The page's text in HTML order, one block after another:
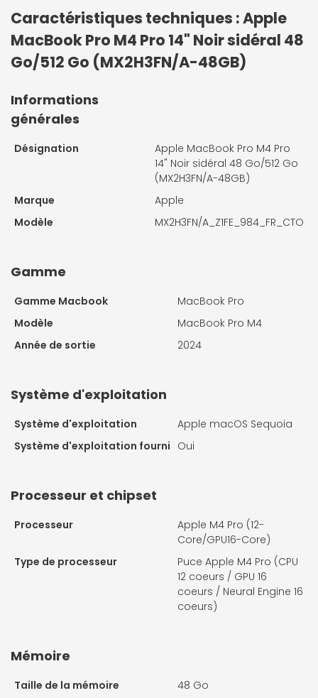
Caractéristiques techniques : Apple
MacBook Pro M4 Pro 14" Noir sidéral 48
Go/512 Go (MX2H3FN/A-48GB)
Informations
générales
Désignation
Apple MacBook Pro M4 Pro
14" Noir sidéral 48 Go/512 Go
(MX2H3FN/A-48GB)
Marque
Apple
Modèle
MX2H3FN/A_Z1FE_984_FR_CTO
Gamme
Gamme Macbook
MacBook Pro
Modèle
MacBook Pro M4
Année de sortie
2024
Système d'exploitation
Système d'exploitation
Apple macOS Sequoia
Système d'exploitation fourni Oui
Processeur et chipset
Processeur
Apple M4 Pro (12-
Core/GPU16-Core)
Type de processeur
Puce Apple M4 Pro (CPU
12 coeurs / GPU 16
coeurs / Neural Engine 16
coeurs)
Mémoire
Taille de la mémoire 48 Go